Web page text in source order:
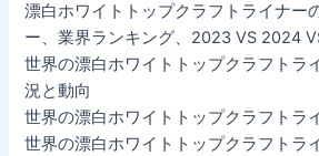
漂白ホワイトトップクラフトライナー
ー、業界ランキング、2023 VS 2024
世界の漂白ホワイトトップクラフトラ
況と動向
世界の漂白ホワイトトップクラフトラ
世界の漂白ホワイトトップクラフトラ